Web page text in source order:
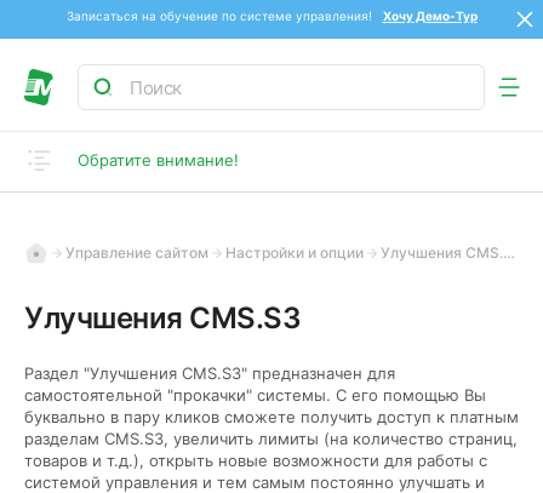
Записаться на обучение по системе управления! Хочу Демо-Тур
Обратите внимание!
Управление сайтом Настройки и опции Улучшения CMS.S3
Улучшения CMS.S3
Раздел "Улучшения CMS.S3" предназначен для
самостоятельной "прокачки" системы. С его помощью Вы
буквально в пару кликов сможете получить доступ к платным
разделам CMS.S3, увеличить лимиты (на количество страниц,
товаров и т.д.), открыть новые возможности для работы с
системой управления и тем самым постоянно улучшать и